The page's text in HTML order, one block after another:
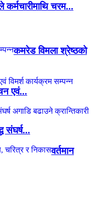
चरम...
कमरेड विमला श्रेष्ठको
एवं...
संघर्ष...
वर्तमान